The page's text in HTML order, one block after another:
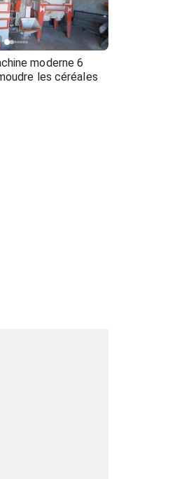
moderne 6
les céréales